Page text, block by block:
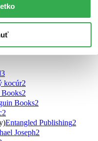
CZ
(4 tituly)Margaret K.
3
kocúr2
2
Books2
2
Entangled Publishing2
Joseph2